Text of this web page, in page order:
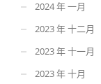
2024 年 一月
2023 年 十二月
2023 年 十一月
2023 年 十月